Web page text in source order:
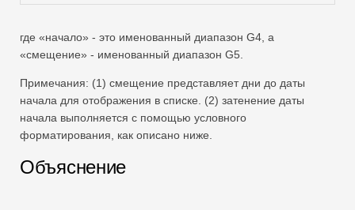
где «начало» - это именованный диапазон G4, а
«смещение» - именованный диапазон G5.
Примечания: (1) смещение представляет дни до даты
начала для отображения в списке. (2) затенение даты
начала выполняется с помощью условного
форматирования, как описано ниже.
Объяснение